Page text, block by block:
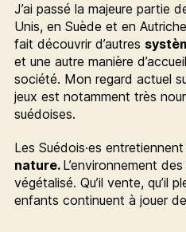
J’ai passé la majeure partie
Unis, en Suède et en
fait découvrir d’autres
et une autre manière
société. Mon regard actuel
jeux est notamment très
suédoises.
Les Suédois·es entretiennent
nature. L’environnement
végétalisé. Qu’il vente, qu’il
enfants continuent à jouer